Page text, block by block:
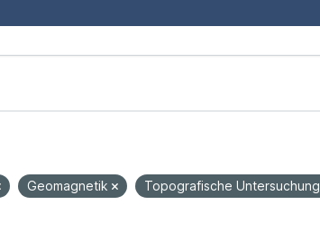
Geomagnetik
Topografische Untersuchung